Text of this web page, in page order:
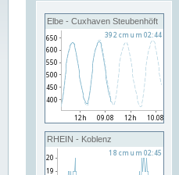
Elbe - Cuxhaven Steubenhöft
RHEIN - Koblenz